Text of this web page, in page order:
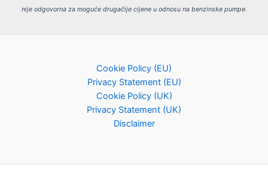
nije odgovorna za moguće drugačije cijene u odnosu na benzinske pumpe.
Cookie Policy (EU)
Privacy Statement (EU)
Cookie Policy (UK)
Privacy Statement (UK)
Disclaimer